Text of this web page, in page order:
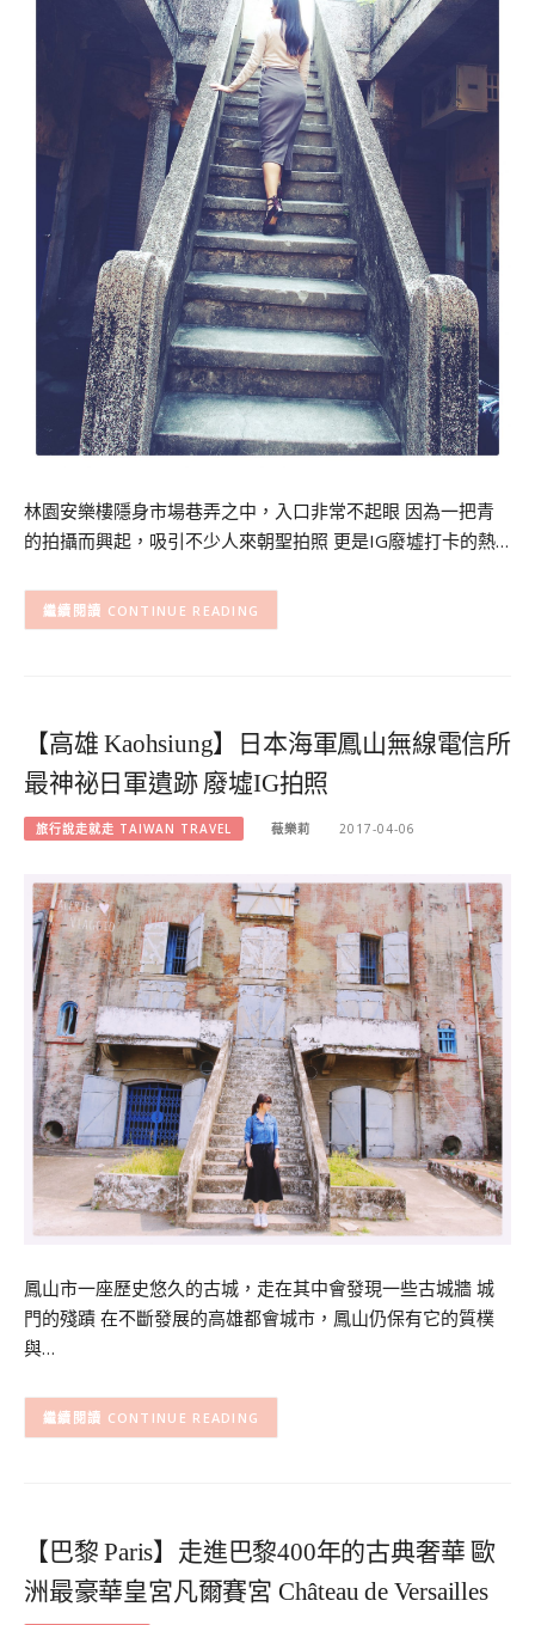
林園安樂樓隱身市場巷弄之中，入口非常不起眼 因為一把青
的拍攝而興起，吸引不少人來朝聖拍照 更是IG廢墟打卡的熱…
CONTINUE READING
【高雄 Kaohsiung】日本海軍鳳山無線電信所
最神祕日軍遺跡 廢墟IG拍照
旅行說走就走 TAIWAN TRAVEL 薇樂莉 2017-04-06
鳳山市一座歷史悠久的古城，走在其中會發現一些古城牆 城
門的殘蹟 在不斷發展的高雄都會城市，鳳山仍保有它的質樸
與…
CONTINUE READING
【巴黎 Paris】走進巴黎400年的古典奢華 歐
洲最豪華皇宮凡爾賽宮 Château de Versailles